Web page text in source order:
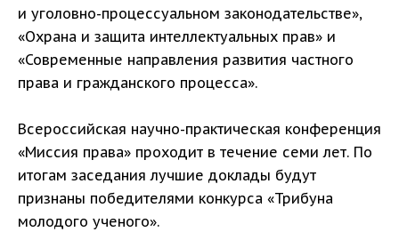
и уголовно-процессуальном законодательстве»,
«Охрана и защита интеллектуальных прав» и
«Современные направления развития частного
права и гражданского процесса».
Всероссийская научно-практическая конференция
«Миссия права» проходит в течение семи лет. По
итогам заседания лучшие доклады будут
признаны победителями конкурса «Трибуна
молодого ученого».